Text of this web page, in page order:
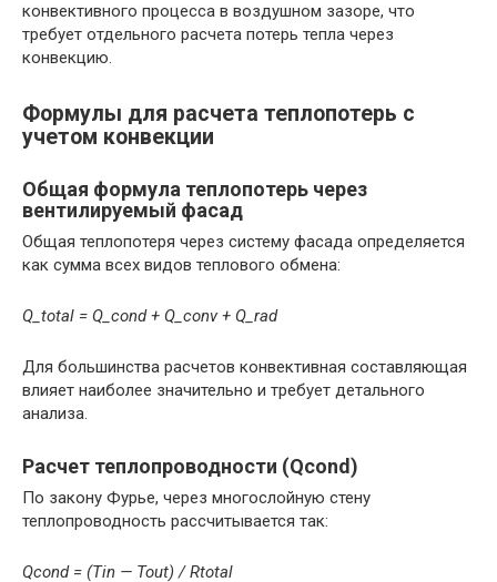
конвективного процесса в воздушном зазоре, что
требует отдельного расчета потерь тепла через
конвекцию.
Формулы для расчета теплопотерь с
учетом конвекции
Общая формула теплопотерь через
вентилируемый фасад
Общая теплопотеря через систему фасада определяется
как сумма всех видов теплового обмена:
Q_total = Q_cond + Q_conv + Q_rad
Для большинства расчетов конвективная составляющая
влияет наиболее значительно и требует детального
анализа.
Расчет теплопроводности (Qcond)
По закону Фурье, через многослойную стену
теплопроводность рассчитывается так:
Qcond = (Tin — Tout) / Rtotal